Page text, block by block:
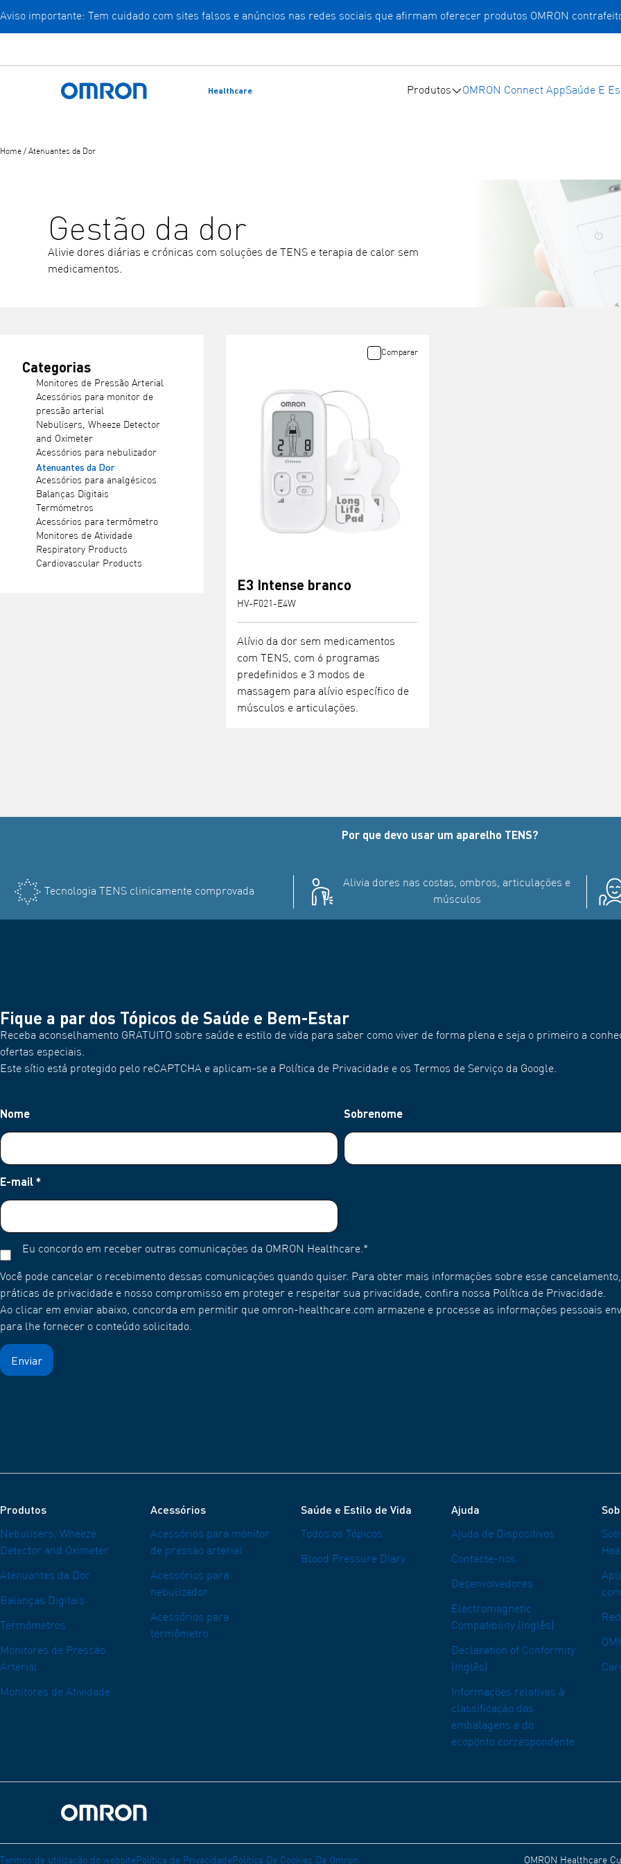
Saltar
o
conteúdo
principal
Aviso importante: Tem cuidado com sites falsos e anúncios nas redes sociais que afirmam oferecer produtos OMRON
Voltar ao início
Healthcare Produtos OMRON Connect AppSaúde E
Home / Atenuantes da Dor
Gestão da dor
Alivie dores diárias e crónicas com soluções de TENS e terapia de calor sem
medicamentos.
Categorias
Monitores de Pressão Arterial
Acessórios para monitor de
pressão arterial
Nebulisers, Wheeze Detector
and Oximeter
Acessórios para nebulizador
Atenuantes da Dor
Acessórios para analgésicos
Balanças Digitais
Termómetros
Acessórios para termômetro
Monitores de Atividade
Respiratory Products
Cardiovascular Products
E3 Intense branco
HV-F021-E4W
Alívio da dor sem medicamentos
com TENS, com 6 programas
predefinidos e 3 modos de
massagem para alívio específico de
músculos e articulações.
Comparar
Por que devo usar um aparelho TENS?
Tecnologia TENS clinicamente comprovada
Alivia dores nas costas, ombros, articulações e
músculos
Fique a par dos Tópicos de Saúde e Bem-Estar
Receba aconselhamento GRATUITO sobre saúde e estilo de vida para saber como viver de forma plena e seja o primeiro a
ofertas especiais.
Este sítio está protegido pelo reCAPTCHA e aplicam-se a Política de Privacidade e os Termos de Serviço da Google.
Nome Sobrenome
E-mail*
Eu concordo em receber outras comunicações da OMRON Healthcare.*
Você pode cancelar o recebimento dessas comunicações quando quiser. Para obter mais informações sobre esse
práticas de privacidade e nosso compromisso em proteger e respeitar sua privacidade, confira nossa Política de Privacidade.
Ao clicar em enviar abaixo, concorda em permitir que omron-healthcare.com armazene e processe as informações pessoais
para lhe fornecer o conteúdo solicitado.
Produtos
Nebulisers, Wheeze
Detector and Oximeter
Atenuantes da Dor
Balanças Digitais
Termómetros
Monitores de Pressão
Arterial
Monitores de Atividade
Acessórios
Acessórios para monitor
de pressão arterial
Acessórios para
nebulizador
Acessórios para
termômetro
Saúde e Estilo de Vida
Todos os Tópicos
Blood Pressure Diary
Ajuda
Ajuda de Dispositivos
Contacte-nos
Desenvolvedores
Electromagnetic
Compatibility (Inglês)
Declaration of Conformity
(Inglês)
Informações relativas à
classificação das
embalagens e do
ecoponto correspondente
Voltar ao início
Termos de utilização do websitePolítica de PrivacidadePolítica De Cookies Da Omron OMRON Healthcare